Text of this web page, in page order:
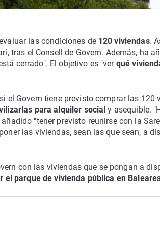
las condiciones de 120 viviendas.
tras el Consell de Govern. Además, ha
cerrado". El objetivo es "ver qué
el Govern tiene previsto comprar las 120
para alquiler social y asequible.
"tener previsto reunirse con la
las viviendas, sean las que sean, a
con las viviendas que se pongan a
el parque de vivienda pública en